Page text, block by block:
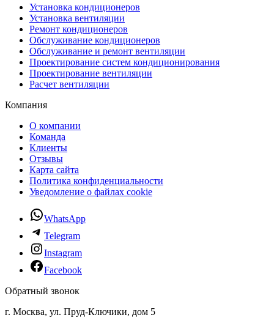
Установка кондиционеров
Установка вентиляции
Ремонт кондиционеров
Обслуживание кондиционеров
Обслуживание и ремонт вентиляции
Проектирование систем кондиционирования
Проектирование вентиляции
Расчет вентиляции
Компания
О компании
Команда
Клиенты
Отзывы
Карта сайта
Политика конфиденциальности
Уведомление о файлах cookie
WhatsApp
Telegram
Instagram
Facebook
Обратный звонок
г. Москва, ул. Пруд-Ключики, дом 5